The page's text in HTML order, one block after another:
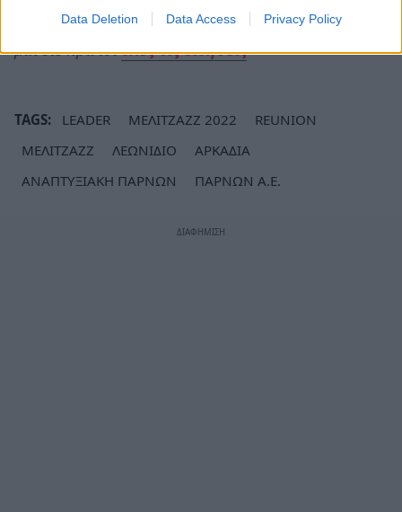
Data Deletion Data Access Privacy Policy
Ακολουθήστε τοnotospress.grστο Google News και
μάθετε πρώτοιόλες τις ειδήσεις
TAGS: LEADER ΜΕΛΙΤΖΑΖΖ 2022
REUNION
ΜΕΛΙΤΖΑΖΖ
ΛΕΩΝΙΔΙΟ
ΑΡΚΑΔΙΑ
ΑΝΑΠΤΥΞΙΑΚΗ ΠΑΡΝΩΝ
ΠΑΡΝΩΝ Α.Ε.